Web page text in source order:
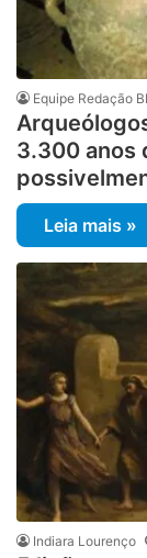
Equipe Redação
3.300 anos
Leia mais »
Indiara Lourenço